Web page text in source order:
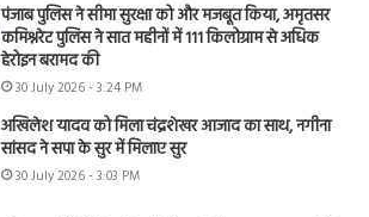
पंजाब पुलिस ने सीमा सुरक्षा को और मजबूत किया, अमृतसर
कमिश्नरेट पुलिस ने सात महीनों में 111 किलोग्राम से अधिक
हेरोइन बरामद की
30 July 2026 - 3:24 PM
अखिलेश यादव को मिला चंद्रशेखर आजाद का साथ, नगीना
सांसद ने सपा के सुर में मिलाए सुर
30 July 2026 - 3:03 PM